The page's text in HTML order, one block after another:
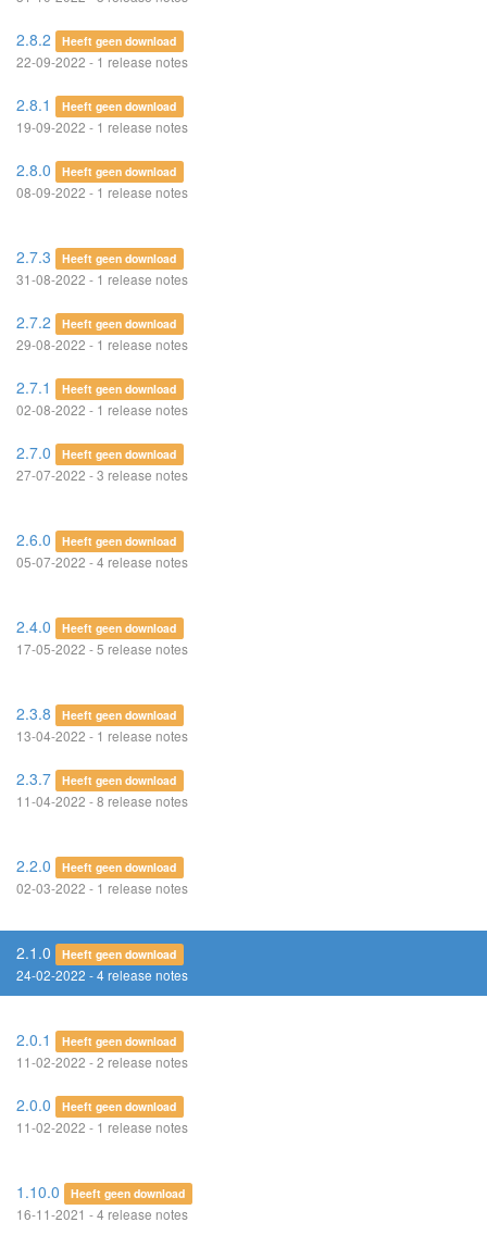
2.8.2 Heeft geen download
22-09-2022 - 1 release notes
2.8.1 Heeft geen download
19-09-2022 - 1 release notes
2.8.0 Heeft geen download
08-09-2022 - 1 release notes
2.7.3 Heeft geen download
31-08-2022 - 1 release notes
2.7.2 Heeft geen download
29-08-2022 - 1 release notes
2.7.1 Heeft geen download
02-08-2022 - 1 release notes
2.7.0 Heeft geen download
27-07-2022 - 3 release notes
2.6.0 Heeft geen download
05-07-2022 - 4 release notes
2.4.0 Heeft geen download
17-05-2022 - 5 release notes
2.3.8 Heeft geen download
13-04-2022 - 1 release notes
2.3.7 Heeft geen download
11-04-2022 - 8 release notes
2.2.0 Heeft geen download
02-03-2022 - 1 release notes
2.1.0 Heeft geen download
24-02-2022 - 4 release notes
2.0.1 Heeft geen download
11-02-2022 - 2 release notes
2.0.0 Heeft geen download
11-02-2022 - 1 release notes
1.10.0 Heeft geen download
16-11-2021 - 4 release notes